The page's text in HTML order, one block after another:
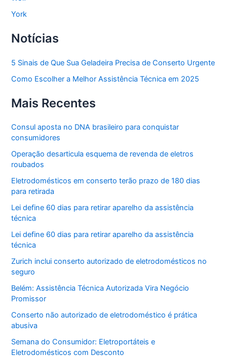
York
Notícias
5 Sinais de Que Sua Geladeira Precisa de Conserto Urgente
Como Escolher a Melhor Assistência Técnica em 2025
Mais Recentes
Consul aposta no DNA brasileiro para conquistar
consumidores
Operação desarticula esquema de revenda de eletros
roubados
Eletrodomésticos em conserto terão prazo de 180 dias
para retirada
Lei define 60 dias para retirar aparelho da assistência
técnica
Lei define 60 dias para retirar aparelho da assistência
técnica
Zurich inclui conserto autorizado de eletrodomésticos no
seguro
Belém: Assistência Técnica Autorizada Vira Negócio
Promissor
Conserto não autorizado de eletrodoméstico é prática
abusiva
Semana do Consumidor: Eletroportáteis e
Eletrodomésticos com Desconto